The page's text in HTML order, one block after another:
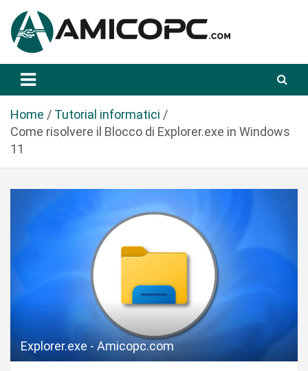
a
Amicopc.com
Home
Tutorial informatici
Come risolvere il Blocco di Explorer.exe in Windows
11
Explorer.exe - Amicopc.com